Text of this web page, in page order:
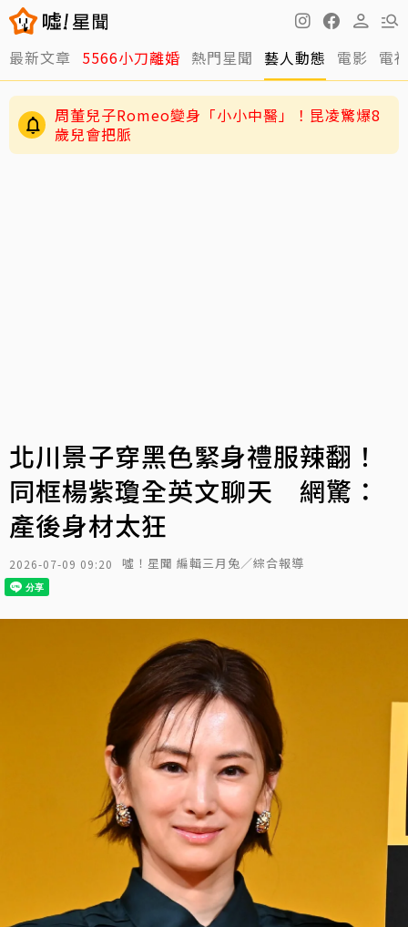
最新文章 5566小刀離婚 熱門星聞 藝人動態 電影 電
男星二度罹急性白血病！淚揭抗癌歷程：痛苦到
不想回想
周董兒子Romeo變身「小小中醫」！昆凌驚爆8
歲兒會把脈
北川景子穿黑色緊身禮服辣翻！
同框楊紫瓊全英文聊天 網驚：
產後身材太狂
2026-07-09 09:20 噓！星聞 編輯三月兔／綜合報導